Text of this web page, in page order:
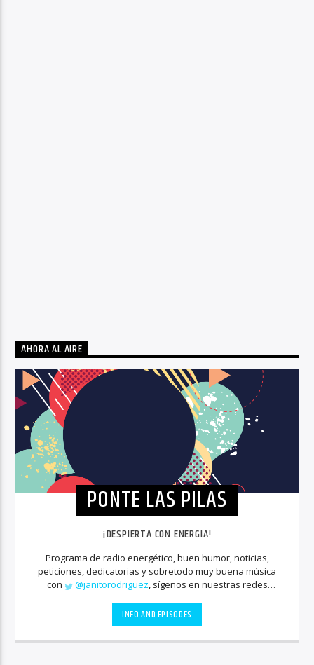
AHORA AL AIRE
PONTE LAS PILAS
¡DESPIERTA CON ENERGIA!
Programa de radio energético, buen humor, noticias,
peticiones, dedicatorias y sobretodo muy buena música
con
@janitorodriguez, sígenos en nuestras redes
INFO AND EPISODES